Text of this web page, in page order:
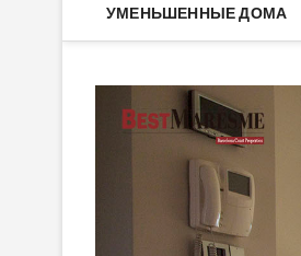
УМЕНЬШЕННЫЕ ДОМА